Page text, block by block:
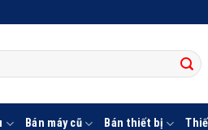
Bán máy cũ Bán thiết bị